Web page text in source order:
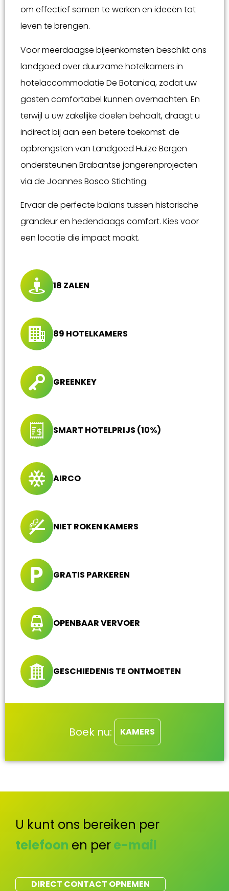
om effectief samen te werken en ideeën tot
leven te brengen.
Voor meerdaagse bijeenkomsten beschikt ons
landgoed over duurzame hotelkamers in
hotelaccommodatie De Botanica, zodat uw
gasten comfortabel kunnen overnachten. En
terwijl u uw zakelijke doelen behaalt, draagt u
indirect bij aan een betere toekomst: de
opbrengsten van Landgoed Huize Bergen
ondersteunen Brabantse jongerenprojecten
via de Joannes Bosco Stichting.
Ervaar de perfecte balans tussen historische
grandeur en hedendaags comfort. Kies voor
een locatie die impact maakt.
18 ZALEN
89 HOTELKAMERS
GREENKEY
SMART HOTELPRIJS (10%)
AIRCO
NIET ROKEN KAMERS
GRATIS PARKEREN
OPENBAAR VERVOER
GESCHIEDENIS TE ONTMOETEN
Boek nu: KAMERS
U kunt ons bereiken per
telefoon en pere-mail
DIRECT CONTACT OPNEMEN